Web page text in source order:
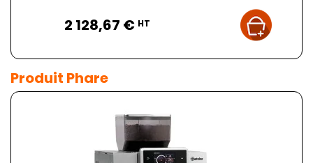
2 128,67 € HT
Produit Phare